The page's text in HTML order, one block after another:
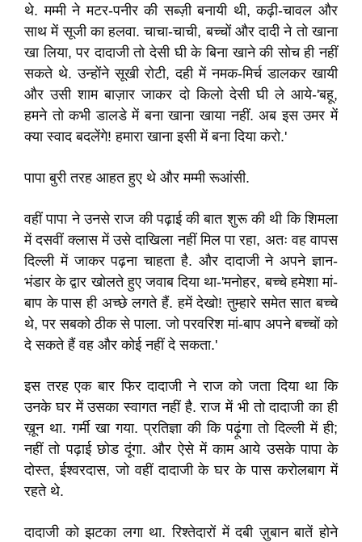
थे. मम्मी ने मटर-पनीर की सब्ज़ी बनायी थी, कढ़ी-चावल और
साथ में सूजी का हलवा. चाचा-चाची, बच्चों और दादी ने तो खाना
खा लिया, पर दादाजी तो देसी घी के बिना खाने की सोच ही नहीं
सकते थे. उन्होंने सूखी रोटी, दही में नमक-मिर्च डालकर खायी
और उसी शाम बाज़ार जाकर दो किलो देसी घी ले आये-'बहू,
हमने तो कभी डालडे में बना खाना खाया नहीं. अब इस उमर में
क्या स्वाद बदलेंगे! हमारा खाना इसी में बना दिया करो.'
पापा बुरी तरह आहत हुए थे और मम्मी रूआंसी.
वहीं पापा ने उनसे राज की पढ़ाई की बात शुरू की थी कि शिमला
में दसवीं क्लास में उसे दाखिला नहीं मिल पा रहा, अतः वह वापस
दिल्ली में जाकर पढ़ना चाहता है. और दादाजी ने अपने ज्ञान-
भंडार के द्वार खोलते हुए जवाब दिया था-'मनोहर, बच्चे हमेशा मां-
बाप के पास ही अच्छे लगते हैं. हमें देखो! तुम्हारे समेत सात बच्चे
थे, पर सबको ठीक से पाला. जो परवरिश मां-बाप अपने बच्चों को
दे सकते हैं वह और कोई नहीं दे सकता.'
इस तरह एक बार फिर दादाजी ने राज को जता दिया था कि
उनके घर में उसका स्वागत नहीं है. राज में भी तो दादाजी का ही
ख़ून था. गर्मी खा गया. प्रतिज्ञा की कि पढ़ूंगा तो दिल्ली में ही;
नहीं तो पढ़ाई छोड दूंगा. और ऐसे में काम आये उसके पापा के
दोस्त, ईश्वरदास, जो वहीं दादाजी के घर के पास करोलबाग में
रहते थे.
दादाजी को झटका लगा था. रिश्तेदारों में दबी ज़ुबान बातें होने